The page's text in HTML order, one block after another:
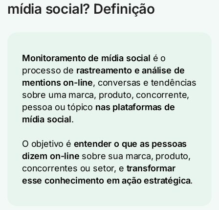
mídia social? Definição
Monitoramento de mídia social é o
processo de rastreamento e análise de
mentions on-line, conversas e tendências
sobre uma marca, produto, concorrente,
pessoa ou tópico nas plataformas de
mídia social.
O objetivo é entender o que as pessoas
dizem on-line sobre sua marca, produto,
concorrentes ou setor, e transformar
esse conhecimento em ação estratégica.